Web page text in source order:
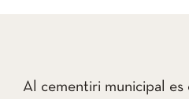
Al cementiri municipal